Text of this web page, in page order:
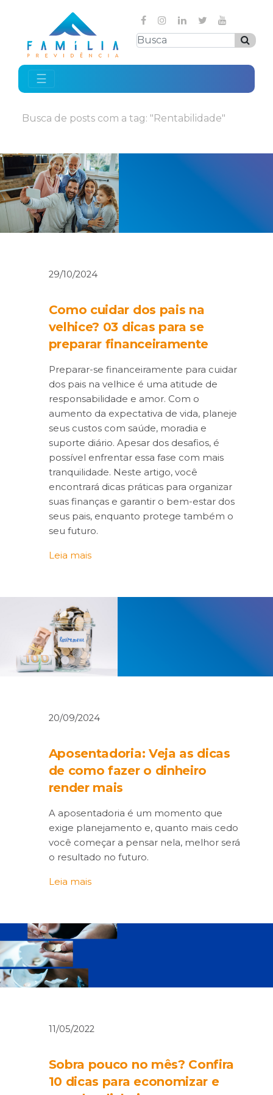
☰
Busca de posts com a tag: "Rentabilidade"
29/10/2024
Como cuidar dos pais na
velhice? 03 dicas para se
preparar financeiramente
Preparar-se financeiramente para cuidar
dos pais na velhice é uma atitude de
responsabilidade e amor. Com o
aumento da expectativa de vida, planeje
seus custos com saúde, moradia e
suporte diário. Apesar dos desafios, é
possível enfrentar essa fase com mais
tranquilidade. Neste artigo, você
encontrará dicas práticas para organizar
suas finanças e garantir o bem-estar dos
seus pais, enquanto protege também o
seu futuro.
Leia mais
20/09/2024
Aposentadoria: Veja as dicas
de como fazer o dinheiro
render mais
A aposentadoria é um momento que
exige planejamento e, quanto mais cedo
você começar a pensar nela, melhor será
o resultado no futuro.
Leia mais
11/05/2022
Sobra pouco no mês? Confira
10 dicas para economizar e